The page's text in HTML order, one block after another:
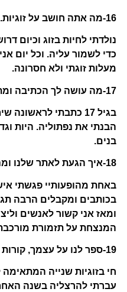
16-מה אתה חושב על זוגיות.
נולדתי לחיות בזוג וכיום
כדי לשמור עליה. וכל יום
מעלות זוגתי ולא חסרונה.
17-מה עושה לך הכתיבה ומתי נגעת בה לראשונה.
בגיל 17 כתבתי
הבנתי את נפתוליה. היות
בנים.
18-איך הגעת לאתר שלנו ומה אתה מוצא בו.
באחת מהופעותיי פגשתי
בכותבים ומקבלים הרבה
ומאז אני קשור לאנשים
המנצחת על תזמורת
19-ספר לנו על עצמך, קורות חייך.
חי בזוגיות שנייה
עברתי להרצליה בשנה